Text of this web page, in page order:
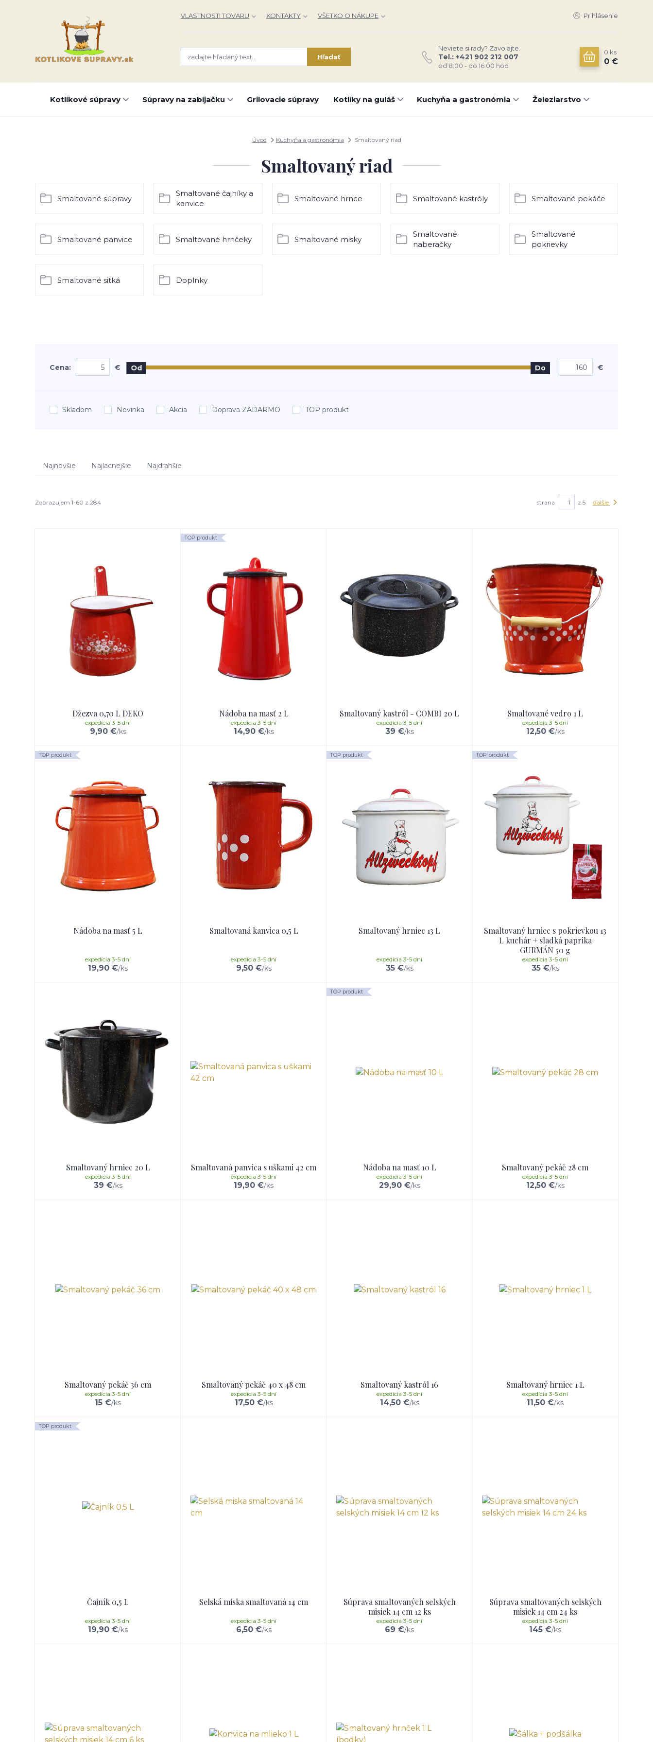
VLASTNOSTI TOVARU KONTAKTY VŠETKO O NÁKUPE Prihlásenie
Hľadať
Neviete si rady? Zavolajte.
Tel.: +421 902 212 007
od 8:00 - do 16:00 hod
0 ks
0 €
Kotlíkové súpravy Súpravy na zabíjačku Grilovacie súpravy Kotlíky na guláš Kuchyňa a gastronómia Železiarstvo
Úvod Kuchyňa a gastronómia Smaltovaný riad
Smaltovaný riad
Smaltované súpravy
Smaltované čajníky a
kanvice
Smaltované hrnce Smaltované kastróly Smaltované pekáče
Smaltované panvice Smaltované hrnčeky Smaltované misky
Smaltované
naberačky
Smaltované
pokrievky
Smaltované sitká Doplnky
Cena: € Od Do €
Skladom Novinka Akcia Doprava ZADARMO TOP produkt
Najnovšie Najlacnejšie Najdrahšie
Zobrazujem 1-60 z 284 strana z 5 ďalšie
Džezva 0,70 L DEKO
9,90 €/ks
expedícia 3-5 dní
TOP produkt
Nádoba na masť 2 L
14,90 €/ks
expedícia 3-5 dní
Smaltovaný kastról - COMBI 20 L
39 €/ks
expedícia 3-5 dní
Smaltované vedro 1 L
12,50 €/ks
expedícia 3-5 dní
TOP produkt
Nádoba na masť 5 L
19,90 €/ks
expedícia 3-5 dní
Smaltovaná kanvica 0,5 L
9,50 €/ks
expedícia 3-5 dní
TOP produkt
Smaltovaný hrniec 13 L
35 €/ks
expedícia 3-5 dní
TOP produkt
Smaltovaný hrniec s pokrievkou 13
L kuchár + sladká paprika
GURMÁN 50 g
35 €/ks
expedícia 3-5 dní
Smaltovaný hrniec 20 L
39 €/ks
expedícia 3-5 dní
Smaltovaná panvica s uškami 42 cm
19,90 €/ks
expedícia 3-5 dní
TOP produkt
Nádoba na masť 10 L
29,90 €/ks
expedícia 3-5 dní
Smaltovaný pekáč 28 cm
12,50 €/ks
expedícia 3-5 dní
Smaltovaný pekáč 36 cm
15 €/ks
expedícia 3-5 dní
Smaltovaný pekáč 40 x 48 cm
17,50 €/ks
expedícia 3-5 dní
Smaltovaný kastról 16
14,50 €/ks
expedícia 3-5 dní
Smaltovaný hrniec 1 L
11,50 €/ks
expedícia 3-5 dní
TOP produkt
Čajník 0,5 L
19,90 €/ks
expedícia 3-5 dní
Selská miska smaltovaná 14 cm
6,50 €/ks
expedícia 3-5 dní
Súprava smaltovaných selských
misiek 14 cm 12 ks
69 €/ks
expedícia 3-5 dní
Súprava smaltovaných selských
misiek 14 cm 24 ks
145 €/ks
expedícia 3-5 dní